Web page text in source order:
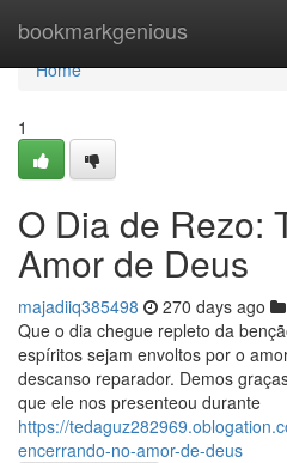
bookmarkgenious
Home
Home
1
O Dia de Rezo:
Amor de Deus
majadiiq385498 270 days ago
Que o dia chegue repleto da
espíritos sejam envoltos por o
descanso reparador. Demos
que ele nos presenteou durante
https://
encerrando-no-amor-de-deus